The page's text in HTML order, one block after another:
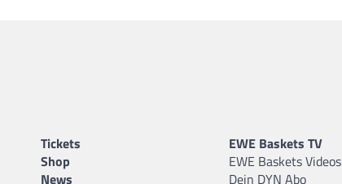
Tickets
Shop
News
EWE Baskets TV
EWE Baskets Videos
Dein DYN Abo